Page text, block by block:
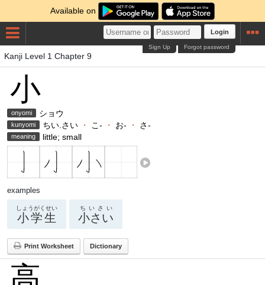
Available on
Login
Forgot password
Sign Up
Kanji Level 1 Chapter 9
小
onyomi ショウ
kunyomi ちい.さい ・ こ- ・ お- ・ さ-
meaning little; small
examples
小学生
しょうがくせい
小さい
ちいさい
Print Worksheet Dictionary
高